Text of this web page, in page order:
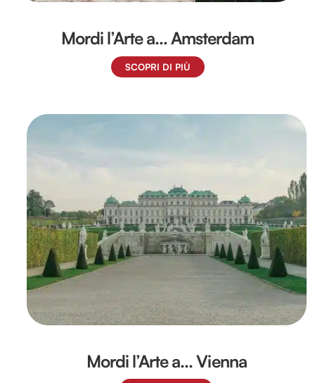
Mordi l’Arte a… Amsterdam
SCOPRI DI PIÙ
Mordi l’Arte a… Vienna